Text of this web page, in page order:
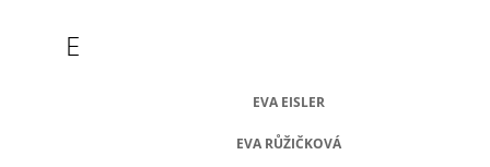
E
EVA EISLER
EVA RŮŽIČKOVÁ